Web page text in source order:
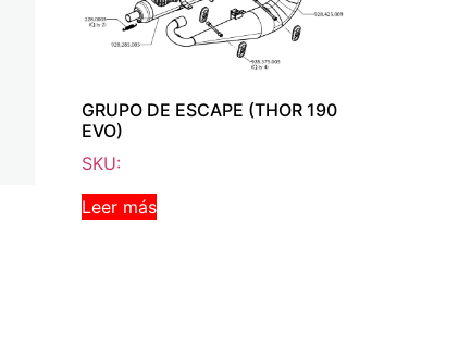
GRUPO DE ESCAPE (THOR 190
EVO)
SKU:
Leer más